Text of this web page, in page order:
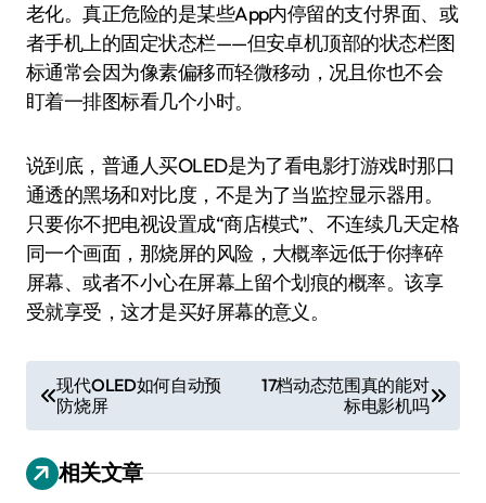
老化。真正危险的是某些App内停留的支付界面、或
者手机上的固定状态栏——但安卓机顶部的状态栏图
标通常会因为像素偏移而轻微移动，况且你也不会
盯着一排图标看几个小时。
说到底，普通人买OLED是为了看电影打游戏时那口
通透的黑场和对比度，不是为了当监控显示器用。
只要你不把电视设置成“商店模式”、不连续几天定格
同一个画面，那烧屏的风险，大概率远低于你摔碎
屏幕、或者不小心在屏幕上留个划痕的概率。该享
受就享受，这才是买好屏幕的意义。
章
导
航
现代OLED如何自动预
防烧屏
17档动态范围真的能对
标电影机吗
相关文章